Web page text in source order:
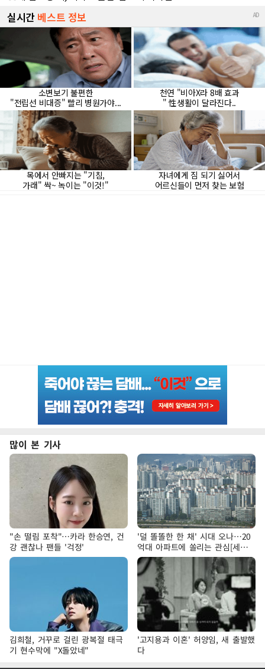
많이 본 기사
"손 떨림 포착"…카라 한승연, 건
강 괜찮나 팬들 '걱정'
'덜 똘똘한 한 채' 시대 오나…20
억대 아파트에 쏠리는 관심[세제
개편, 그 이후②]
김희철, 거꾸로 걸린 광복절 태극
기 현수막에 "X돌았네"
'고지용과 이혼' 허양임, 새 출발했
다